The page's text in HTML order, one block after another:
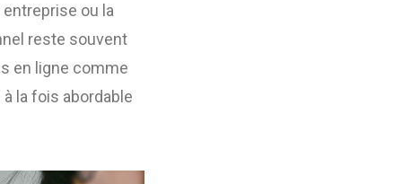
entreprise ou la
reste souvent
en ligne comme
la fois abordable